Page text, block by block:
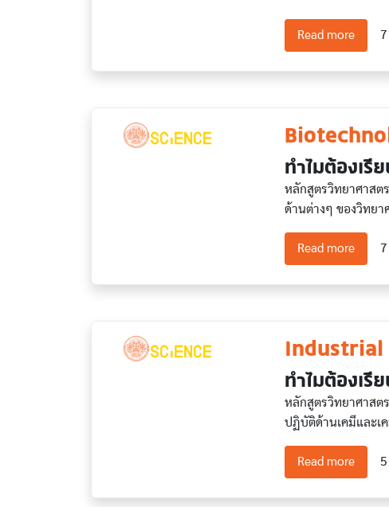
Read moreabout7
ทำไมต้องเรี
หลักสูตรวิทยาศาสต
ด้านต่างๆ ของวิทย
Read moreabout7
ทำไมต้องเรี
หลักสูตรวิทยาศาส
ปฏิบัติด้านเคมีและเ
Read moreabout